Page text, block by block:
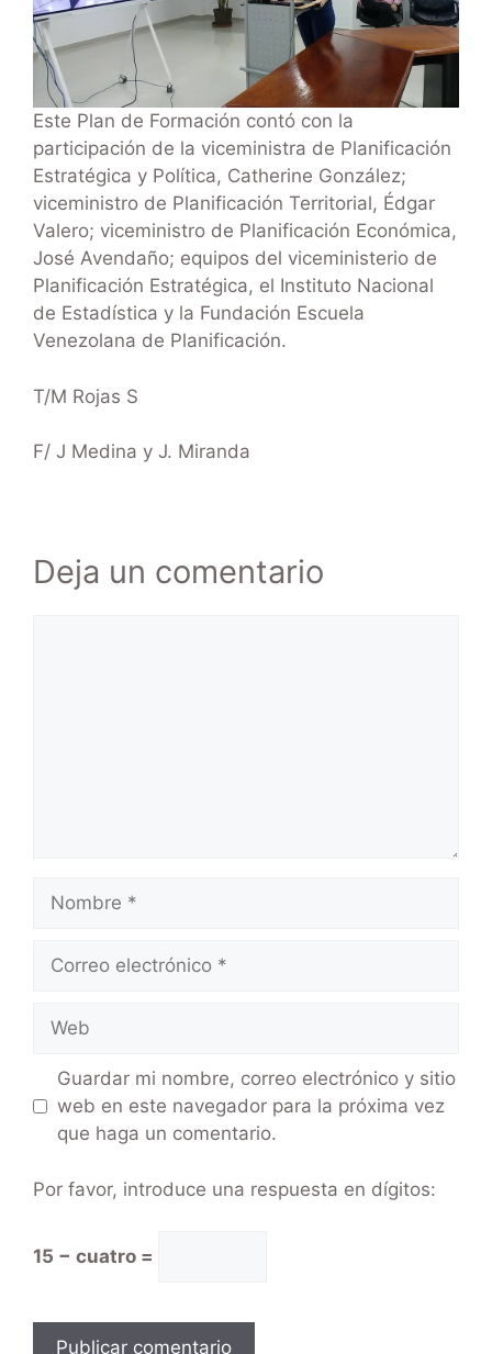
Este Plan de Formación contó con la
participación de la viceministra de Planificación
Estratégica y Política, Catherine González;
viceministro de Planificación Territorial, Édgar
Valero; viceministro de Planificación Económica,
José Avendaño; equipos del viceministerio de
Planificación Estratégica, el Instituto Nacional
de Estadística y la Fundación Escuela
Venezolana de Planificación.
T/M Rojas S
F/ J Medina y J. Miranda
Deja un comentario
Guardar mi nombre, correo electrónico y sitio
web en este navegador para la próxima vez
que haga un comentario.
Por favor, introduce una respuesta en dígitos:
15 − cuatro =